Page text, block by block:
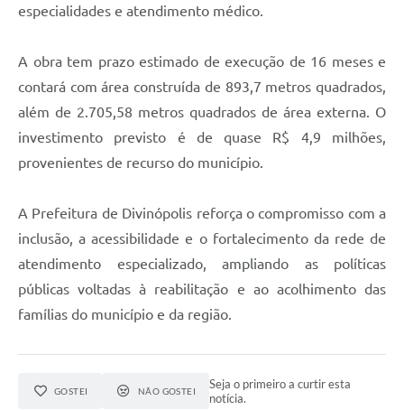
especialidades e atendimento médico.
A obra tem prazo estimado de execução de 16 meses e
contará com área construída de 893,7 metros quadrados,
além de 2.705,58 metros quadrados de área externa. O
investimento previsto é de quase R$ 4,9 milhões,
provenientes de recurso do município.
A Prefeitura de Divinópolis reforça o compromisso com a
inclusão, a acessibilidade e o fortalecimento da rede de
atendimento especializado, ampliando as políticas
públicas voltadas à reabilitação e ao acolhimento das
famílias do município e da região.
GOSTEI NÃO GOSTEI
Seja o primeiro a curtir esta
notícia.